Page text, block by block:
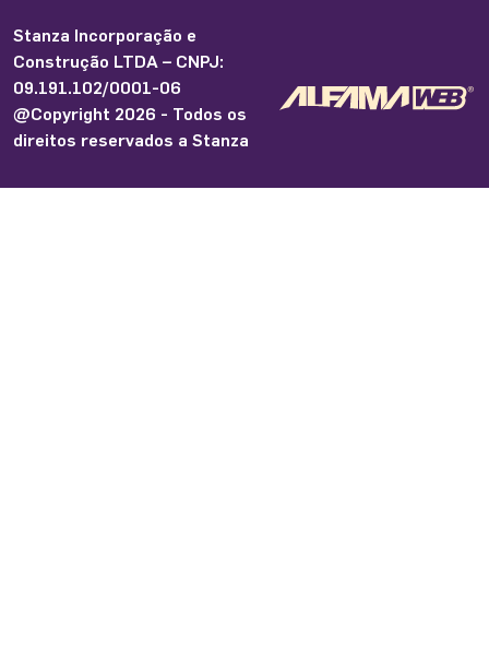
Stanza Incorporação e
Construção LTDA – CNPJ:
09.191.102/0001-06
@Copyright 2026 - Todos os
direitos reservados a Stanza